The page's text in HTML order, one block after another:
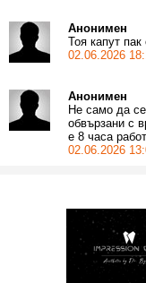
Анонимен
Тоя капут
02.06.2026
Анонимен
Не само да
обвързани с
е 8 часа
02.06.2026